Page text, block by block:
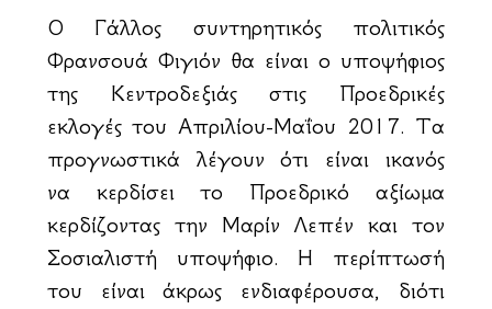
Ο Γάλλος συντηρητικός πολιτικός
Φρανσουά Φιγιόν θα είναι ο υποψήφιος
της Κεντροδεξιάς στις Προεδρικές
εκλογές του Απριλίου-Μαΐου 2017. Τα
προγνωστικά λέγουν ότι είναι ικανός
να κερδίσει το Προεδρικό αξίωμα
κερδίζοντας την Μαρίν Λεπέν και τον
Σοσιαλιστή υποψήφιο. Η περίπτωσή
του είναι άκρως ενδιαφέρουσα, διότι